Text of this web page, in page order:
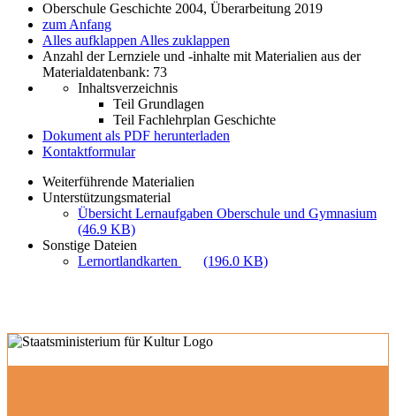
Oberschule Geschichte 2004, Überarbeitung 2019
zum Anfang
Alles aufklappen Alles zuklappen
Anzahl der Lernziele und -inhalte mit Materialien aus der
Materialdatenbank: 73
Inhaltsverzeichnis
Teil Grundlagen
Teil Fachlehrplan Geschichte
Dokument als PDF herunterladen
Kontaktformular
Weiterführende Materialien
Unterstützungsmaterial
Übersicht Lernaufgaben Oberschule und Gymnasium
(46.9 KB)
Sonstige Dateien
Lernortlandkarten
(196.0 KB)